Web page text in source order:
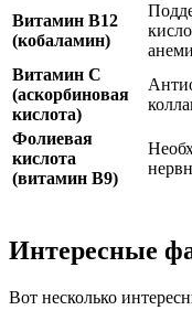
Витамин B12
(кобаламин)
Витамин C
(аскорбиновая
кислота)
Фолиевая
кислота
(витамин B9)
Интересные
Вот несколько